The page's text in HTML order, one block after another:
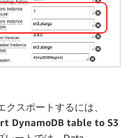
スポートするには、
DynamoDB table to S3